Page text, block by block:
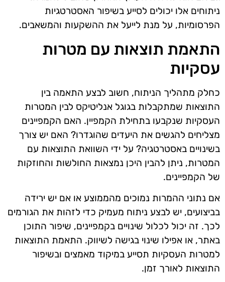
ניתוחים אלו יכולים לסייע בשיפור האסטרטגיות
הפרסומיות, על מנת לייעל את ההשקעות והמשאבים.
התאמת תוצאות עם מטרות
עסקיות
כחלק מתהליך הניתוח, חשוב לבצע התאמה בין
התוצאות שמתקבלות בגוגל אנליטיקס לבין המטרות
העסקיות שנקבעו בתחילת הקמפיין. האם הקמפיינים
מצליחים להגשים את היעדים שהוגדרו? האם יש צורך
בשינויים באסטרטגיה? על ידי השוואת התוצאות עם
המטרות, ניתן להבין היכן נמצאות החולשות והחוזקות
של הקמפיינים.
אם נתוני ההמרות נמוכים מהממוצע או אם יש ירידה
בביצועים, יש לבצע ניתוח מעמיק כדי לזהות את הגורמים
לכך. זה יכול לכלול שינויים בקמפיינים, שיפור התוכן
באתר, או אפילו שינוי בגישה לשיווק. התאמת התוצאות
למטרות העסקיות תסייע במיקוד מאמצים ובשיפור
התוצאות לאורך זמן.